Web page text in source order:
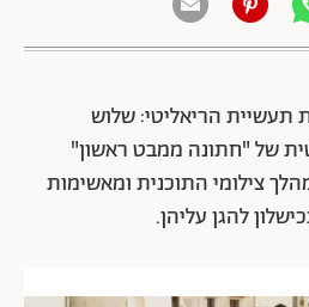
הריאליטי: שלוש
של "חתונה ממבט ראשון"
צילומי התוכנית ומאשימות